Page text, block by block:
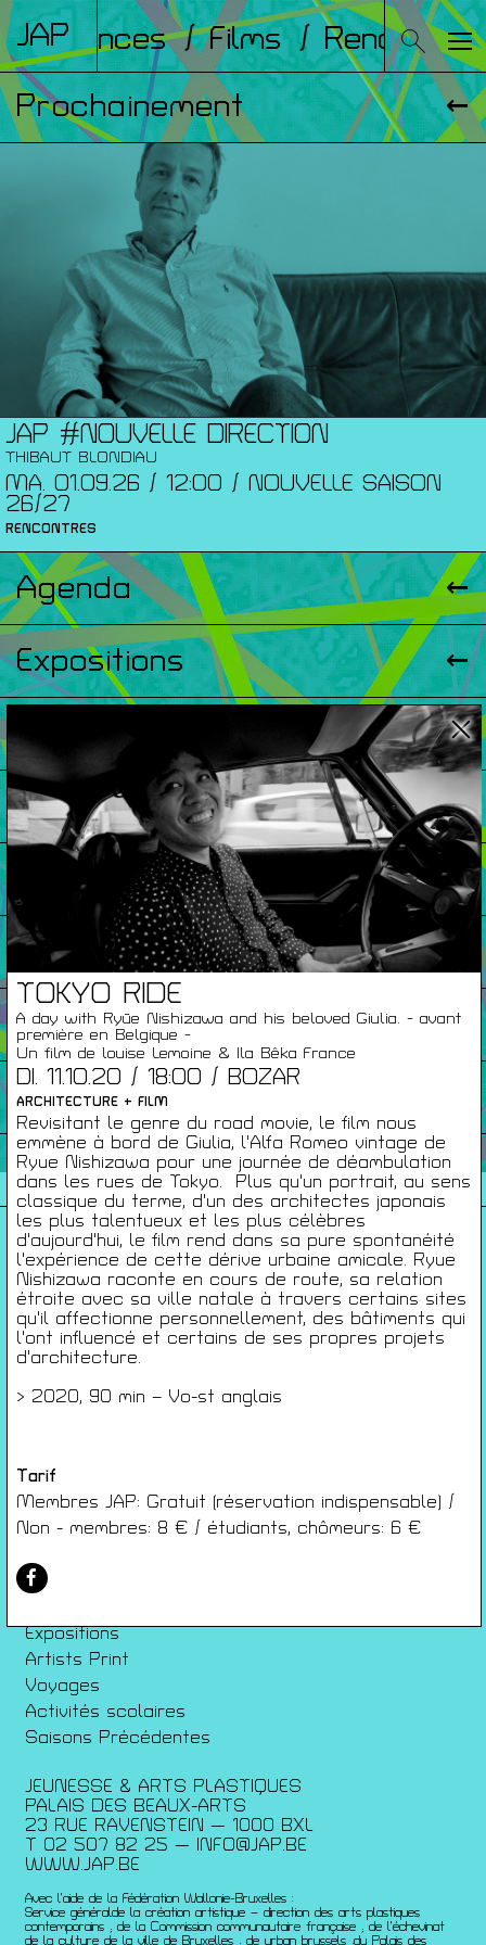
TOKYO RIDE
A day with Ryūe Nishizawa and his beloved Giulia. - avant
première en Belgique -
Un film de louise Lemoine & Ila Bêka France
DI. 11.10.20 / 18:00 / BOZAR
ARCHITECTURE + FILM
Revisitant le genre du road movie, le film nous
emmène à bord de Giulia, l'Alfa Romeo vintage de
Ryue Nishizawa pour une journée de déambulation
dans les rues de Tokyo. Plus qu'un portrait, au sens
classique du terme, d'un des architectes japonais
les plus talentueux et les plus célèbres
d'aujourd'hui, le film rend dans sa pure spontanéité
l'expérience de cette dérive urbaine amicale. Ryue
Nishizawa raconte en cours de route, sa relation
étroite avec sa ville natale à travers certains sites
qu'il affectionne personnellement, des bâtiments qui
l'ont influencé et certains de ses propres projets
d'architecture.
> 2020, 90 min – Vo-st anglais
Tarif
Membres JAP: Gratuit (réservation indispensable) /
Non - membres: 8 € / étudiants, chômeurs: 6 €
JAP / Films / Rencontres
Prochainement
JAP #NOUVELLE DIRECTION
THIBAUT BLONDIAU
MA. 01.09.26 / 12:00 / NOUVELLE SAISON
26/27
RENCONTRES
Agenda
Expositions
Éditions
Artists Print
Podcasts
À Propos
Infos Pratiques
Cartes De Membre
Saisons Précédentes
À propos
Infos pratiques
Carte de membres
S'inscrire à la Newsletter
Mentions légales
Gérer les cookies
Conférences
Rencontres
Expositions
Artists Print
Voyages
Activités scolaires
Saisons Précédentes
JEUNESSE & ARTS PLASTIQUES
PALAIS DES BEAUX-ARTS
23 RUE RAVENSTEIN — 1000 BXL
T 02 507 82 25 —
INFO@JAP.BE
WWW.JAP.BE
Avec l’aide de la Fédération Wallonie-Bruxelles :
Service généralde la création artistique – direction des arts plastiques
contemporains ; de la Commission communautaire française ; de l’échevinat
de la culture de la ville de Bruxelles ; de urban brussels ;du Palais des